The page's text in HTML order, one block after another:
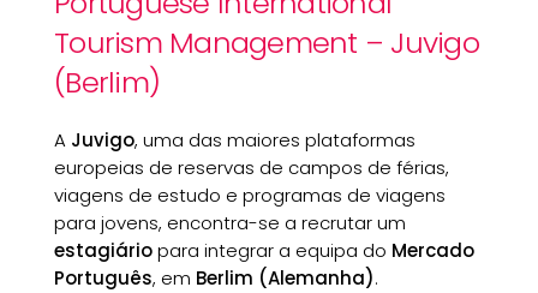
Tourism Management – Juvigo
(Berlim)
A Juvigo, uma das maiores plataformas
europeias de reservas de campos de férias,
viagens de estudo e programas de viagens
para jovens, encontra-se a recrutar um
estagiáriopara integrar a equipa do Mercado
Português, em Berlim (Alemanha).